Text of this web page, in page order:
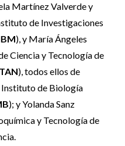
Martínez Valverde y
de Investigaciones
), y María Ángeles
Ciencia y Tecnología de
), todos ellos de
de Biología
); y Yolanda Sanz
y Tecnología de